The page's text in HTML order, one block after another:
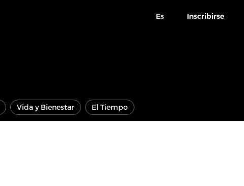
Es Inscribirse
Vida y Bienestar El Tiempo